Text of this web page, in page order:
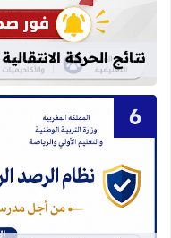
نتائج الحركة